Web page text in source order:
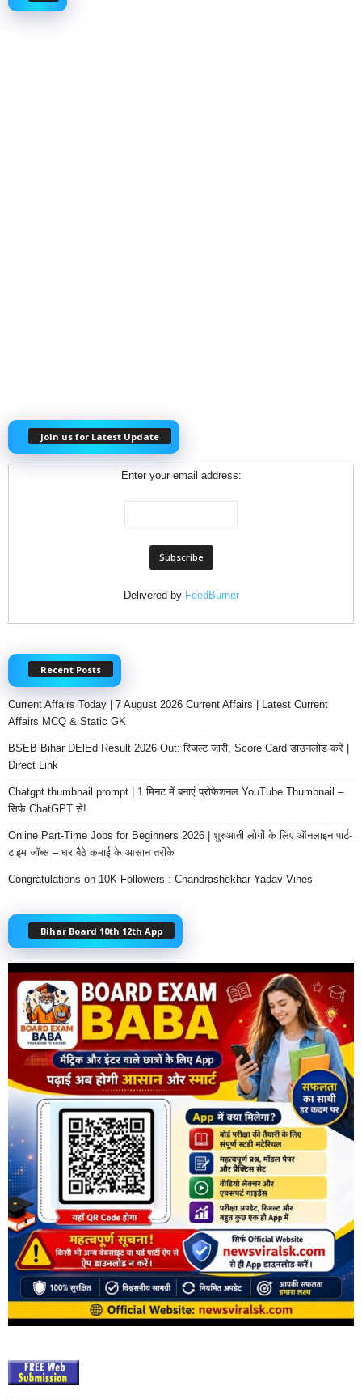
Join us for Latest Update
Enter your email address:
Delivered by FeedBurner
Recent Posts
Current Affairs Today | 7 August 2026 Current Affairs | Latest Current
Affairs MCQ & Static GK
BSEB Bihar DElEd Result 2026 Out: रिजल्ट जारी, Score Card डाउनलोड करें |
Direct Link
Chatgpt thumbnail prompt | 1 मिनट में बनाएं प्रोफेशनल YouTube Thumbnail –
सिर्फ ChatGPT से!
Online Part-Time Jobs for Beginners 2026 | शुरुआती लोगों के लिए ऑनलाइन पार्ट-
टाइम जॉब्स – घर बैठे कमाई के आसान तरीके
Congratulations on 10K Followers : Chandrashekhar Yadav Vines
Bihar Board 10th 12th App